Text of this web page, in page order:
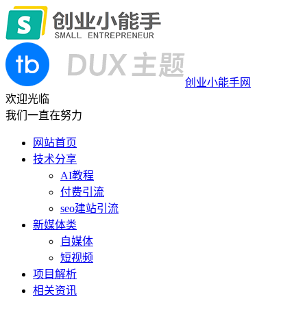
创业小能手网
欢迎光临
我们一直在努力
网站首页
技术分享
AI教程
付费引流
seo建站引流
新媒体类
自媒体
短视频
项目解析
相关资讯